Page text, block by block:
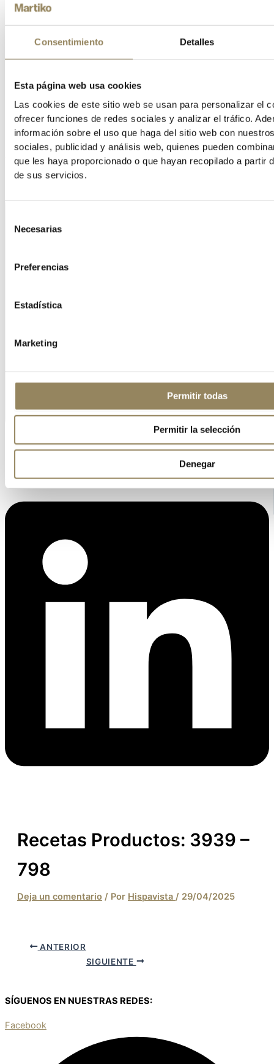
Consentimiento Detalles
Esta página web usa cookies
Las cookies de este sitio web se usan para personalizar el
ofrecer funciones de redes sociales y analizar el tráfico.
información sobre el uso que haga del sitio web con
sociales, publicidad y análisis web, quienes pueden
que les haya proporcionado o que hayan recopilado a partir
de sus servicios.
Necesarias
Preferencias
Estadística
Marketing
Permitir todas
Permitir la selección
Denegar
Vimeo
Linkedin
Recetas Productos: 3939 –
798
Deja un comentario / Por Hispavista / 29/04/2025
ANTERIOR
SIGUIENTE
SÍGUENOS EN NUESTRAS REDES:
Facebook